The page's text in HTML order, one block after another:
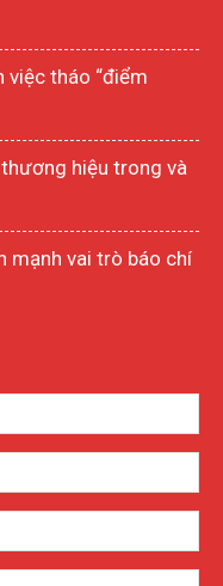
việc tháo “điểm
hiệu trong và
mạnh vai trò báo chí